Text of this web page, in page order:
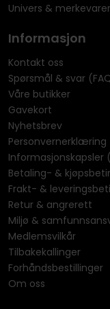
Univers & merkevarer
Informasjon
Kontakt oss
Spørsmål & svar
Våre butikker
Gavekort
Nyhetsbrev
Personvernerklæring
Informasjonskapsler
Betaling- &
Frakt- &
Retur & angrerett
Miljø &
Medlemsvilkår
Tilbakekallinger
Forhåndsbestillinger
Om oss